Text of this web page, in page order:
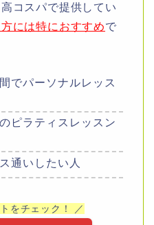
コスパで提供してい
には特におすすめで
でパーソナルレッス
ピラティスレッスン
通いしたい人
をチェック！ ／